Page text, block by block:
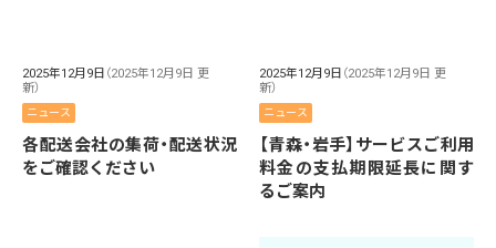
2025年12月9日 （2025年12月9日 更
新）
ニュース
各配送会社の集荷・配送状況
をご確認ください
2025年12月9日 （2025年12月9日 更
新）
ニュース
【青森・岩手】サービスご利用
料金の支払期限延長に関す
るご案内